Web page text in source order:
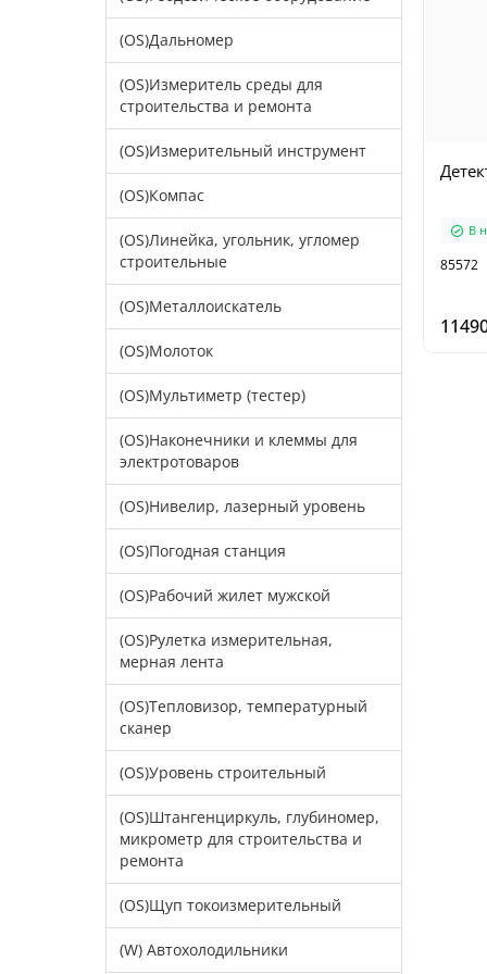
(OS)Дальномер
(OS)Измеритель среды для
строительства и ремонта
(OS)Измерительный инструмент
(OS)Компас
(OS)Линейка, угольник, угломер
строительные
(OS)Металлоискатель
(OS)Молоток
(OS)Мультиметр (тестер)
(OS)Наконечники и клеммы для
электротоваров
(OS)Нивелир, лазерный уровень
(OS)Погодная станция
(OS)Рабочий жилет мужской
(OS)Рулетка измерительная,
мерная лента
(OS)Тепловизор, температурный
сканер
(OS)Уровень строительный
(OS)Штангенциркуль, глубиномер,
микрометр для строительства и
ремонта
(OS)Щуп токоизмерительный
(W) Автохолодильники
В
85572